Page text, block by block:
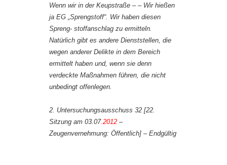
Wenn wir in der Keupstraße – – Wir hießen
ja EG „Sprengstoff“. Wir haben diesen
Spreng- stoffanschlag zu ermitteln.
Natürlich gibt es andere Dienststellen, die
wegen anderer Delikte in dem Bereich
ermittelt haben und, wenn sie denn
verdeckte Maßnahmen führen, die nicht
unbedingt offenlegen.
2. Untersuchungsausschuss 32 [22.
Sitzung am 03.07.2012 –
Zeugenvernehmung: Öffentlich] – Endgültig